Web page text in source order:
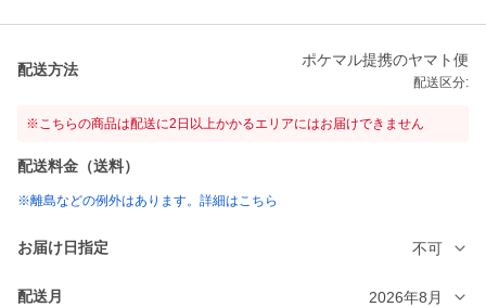
配送方法
ポケマル提携のヤマト便
配送区分:
※こちらの商品は配送に2日以上かかるエリアにはお届けできません
配送料金（送料）
※離島などの例外はあります。詳細はこちら
お届け日指定 不可
配送月 2026年8月